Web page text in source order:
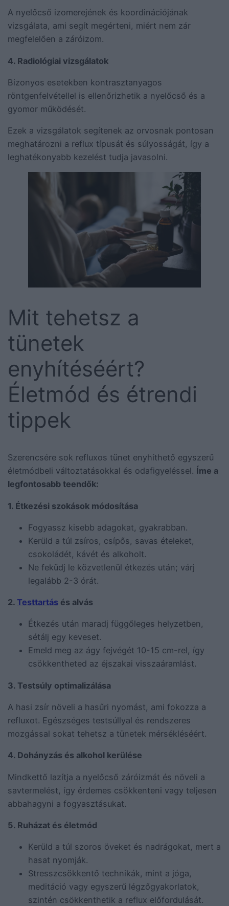
A nyelőcső izomerejének és koordinációjának
vizsgálata, ami segít megérteni, miért nem zár
megfelelően a záróizom.
4. Radiológiai vizsgálatok
Bizonyos esetekben kontrasztanyagos
röntgenfelvétellel is ellenőrizhetik a nyelőcső és a
gyomor működését.
Ezek a vizsgálatok segítenek az orvosnak pontosan
meghatározni a reflux típusát és súlyosságát, így a
leghatékonyabb kezelést tudja javasolni.
Mit tehetsz a
tünetek
enyhítéséért?
Életmód és étrendi
tippek
Szerencsére sok refluxos tünet enyhíthető egyszerű
életmódbeli változtatásokkal és odafigyeléssel. Íme a
legfontosabb teendők:
1. Étkezési szokások módosítása
Fogyassz kisebb adagokat, gyakrabban.
Kerüld a túl zsíros, csípős, savas ételeket,
csokoládét, kávét és alkoholt.
Ne feküdj le közvetlenül étkezés után; várj
legalább 2-3 órát.
2.Testtartás és alvás
Étkezés után maradj függőleges helyzetben,
sétálj egy keveset.
Emeld meg az ágy fejvégét 10-15 cm-rel, így
csökkentheted az éjszakai visszaáramlást.
3. Testsúly optimalizálása
A hasi zsír növeli a hasűri nyomást, ami fokozza a
refluxot. Egészséges testsúllyal és rendszeres
mozgással sokat tehetsz a tünetek mérsékléséért.
4. Dohányzás és alkohol kerülése
Mindkettő lazítja a nyelőcső záróizmát és növeli a
savtermelést, így érdemes csökkenteni vagy teljesen
abbahagyni a fogyasztásukat.
5. Ruházat és életmód
Kerüld a túl szoros öveket és nadrágokat, mert a
hasat nyomják.
Stresszcsökkentő technikák, mint a jóga,
meditáció vagy egyszerű légzőgyakorlatok,
szintén csökkenthetik a reflux előfordulását.